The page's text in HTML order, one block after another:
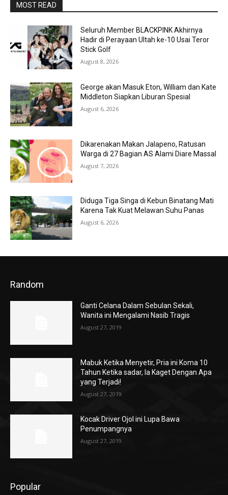
MOST READ
Seluruh Member BLACKPINK Akhirnya
Hadir di Perayaan Ultah ke-10 Usai Teror
Stick Golf
August 8, 2026
George akan Masuk Eton, William dan Kate
Middleton Siapkan Liburan Spesial
August 6, 2026
Dikarenakan Makan Jalapeno, Ratusan
Warga di 27 Bagian AS Alami Diare Massal
August 7, 2026
Diduga Tiga Singa di Kebun Binatang Mati
Karena Tak Kuat Melawan Suhu Panas
August 6, 2026
Random
Ganti Celana Dalam Sebulan Sekali,
Wanita ini Mengalami Nasib Tragis
August 27, 2019
Mabuk Ketika Menyetir, Pria ini Koma 10
Tahun Ketika sadar, Ia Kaget Dengan Apa
yang Terjadi!
August 27, 2019
Kocak Driver Ojol ini Lupa Bawa
Penumpangnya
August 27, 2019
Popular